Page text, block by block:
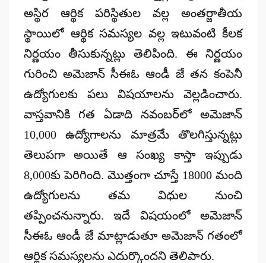
అస్థిర ఆర్థిక పరిస్థితుల వల్ల అంతర్జాతీయ
స్థాయిలో ఆర్థిక సమస్యల వల్ల ఇటువంటి కీలక
నిర్ణయం తీసుకున్నట్లు తెలిపింది. ఈ నిర్ణయం
గురించి అమెజాన్ సీఈఓ ఆండీ జే తన కంపెనీ
ఉద్యోగులకు పలు విషయాలను వెల్లడించారు.
వాస్తవానికి గత ఏడాది నవంబర్‌లో అమెజాన్
10,000 ఉద్యోగాలను మాత్రమే తొలగిస్తున్నట్లు
తెలుపగా అయితే ఆ సంఖ్య కాస్తా ఇప్పుడు
8,000కు పెరిగింది. మొత్తంగా చూస్తే 18000 మంది
ఉద్యోగులను తమ విధుల నుంచి
తప్పించనున్నారు. ఇదే విషయంలో అమెజాన్
సీఈఓ ఆండీ జే మాట్లాడుతూ అమెజాన్ గతంలో
ఆర్థిక సమస్యలను ఎదుర్కొందని తెలిపారు.